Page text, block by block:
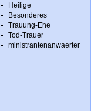
Heilige
Besonderes
Trauung-Ehe
Tod-Trauer
ministrantenanwaerter